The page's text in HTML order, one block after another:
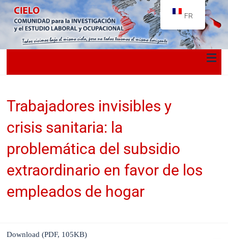
Trabajadores invisibles y
crisis sanitaria: la
problemática del subsidio
extraordinario en favor de los
empleados de hogar
Download (PDF, 105KB)
FR